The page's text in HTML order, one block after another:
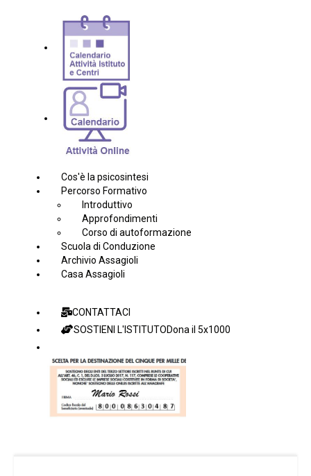
Cos'è la psicosintesi
Percorso Formativo
Introduttivo
Approfondimenti
Corso di autoformazione
Scuola di Conduzione
Archivio Assagioli
Casa Assagioli
CONTATTACI
SOSTIENI L'ISTITUTODona il 5x1000